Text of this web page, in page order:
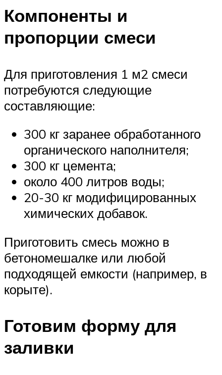
Компоненты и
пропорции смеси
Для приготовления 1 м2 смеси
потребуются следующие
составляющие:
300 кг заранее обработанного
органического наполнителя;
300 кг цемента;
около 400 литров воды;
20-30 кг модифицированных
химических добавок.
Приготовить смесь можно в
бетономешалке или любой
подходящей емкости (например, в
корыте).
Готовим форму для
заливки